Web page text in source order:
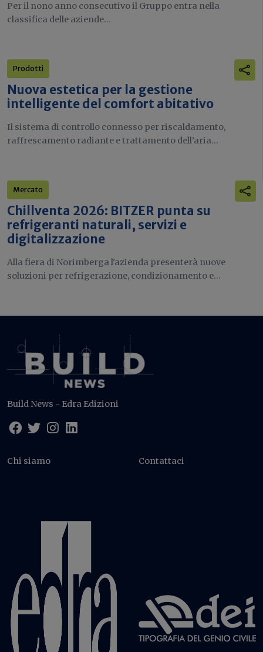
Per il nono anno consecutivo il Gruppo entra nella
classifica delle aziende...
Prodotti
Nuova estetica per la gestione
intelligente del comfort abitativo
Il sistema di controllo connesso per riscaldamento,
raffrescamento radiante e trattamento dell’aria...
Mercato
Chillventa 2026: BITZER punta su
refrigeranti naturali, servizi e
digitalizzazione
Alla fiera di Norimberga l'azienda presenterà nuove
soluzioni per refrigerazione, condizionamento e...
Build News - Edra Edizioni
Chi siamo Contattaci